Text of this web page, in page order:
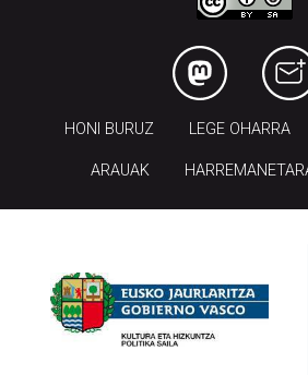
HONI BURUZ LEGE OHARRA
ARAUAK